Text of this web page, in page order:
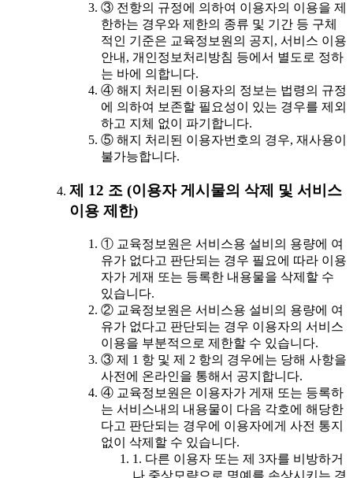
③ 전항의 규정에 의하여 이용자의 이용을 제
한하는 경우와 제한의 종류 및 기간 등 구체
적인 기준은 교육정보원의 공지, 서비스 이용
안내, 개인정보처리방침 등에서 별도로 정하
는 바에 의합니다.
④ 해지 처리된 이용자의 정보는 법령의 규정
에 의하여 보존할 필요성이 있는 경우를 제외
하고 지체 없이 파기합니다.
⑤ 해지 처리된 이용자번호의 경우, 재사용이
불가능합니다.
제 12 조 (이용자 게시물의 삭제 및 서비스
이용 제한)
① 교육정보원은 서비스용 설비의 용량에 여
유가 없다고 판단되는 경우 필요에 따라 이용
자가 게재 또는 등록한 내용물을 삭제할 수
있습니다.
② 교육정보원은 서비스용 설비의 용량에 여
유가 없다고 판단되는 경우 이용자의 서비스
이용을 부분적으로 제한할 수 있습니다.
③ 제 1 항 및 제 2 항의 경우에는 당해 사항을
사전에 온라인을 통해서 공지합니다.
④ 교육정보원은 이용자가 게재 또는 등록하
는 서비스내의 내용물이 다음 각호에 해당한
다고 판단되는 경우에 이용자에게 사전 통지
없이 삭제할 수 있습니다.
1. 다른 이용자 또는 제 3자를 비방하거
나 중상모략으로 명예를 손상시키는 경